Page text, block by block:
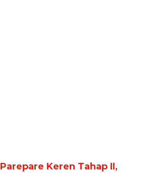
Parepare Keren Tahap II,